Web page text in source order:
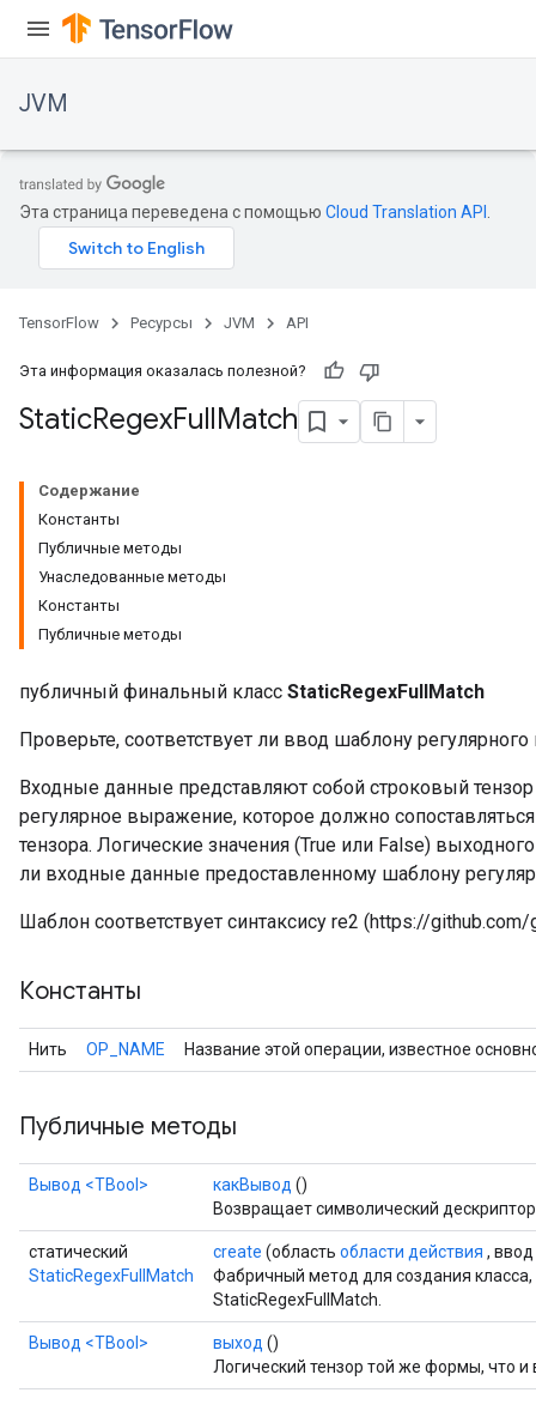
JVM
Эта страница переведена с помощью Cloud Translation API
TensorFlow Ресурсы JVM API
Эта информация оказалась полезной?
StaticRegexFullMatch
Содержание
Константы
Публичные методы
Унаследованные методы
Константы
Публичные методы
публичный финальный класс StaticRegexFullMatch
Проверьте, соответствует ли ввод шаблону
Входные данные представляют собой строковый
регулярное выражение, которое должно
тензора. Логические значения (True или False)
ли входные данные предоставленному шаблону
Шаблон соответствует синтаксису re2 (https://
Константы
Нить OP_NAME Название этой операции, известное
Публичные методы
Вывод <TBool> какВывод ()
Возвращает символический
статический
StaticRegexFullMatch
create (область области действия , ввод
Фабричный метод для создания
StaticRegexFullMatch.
Вывод <TBool> выход ()
Логический тензор той же формы, что и